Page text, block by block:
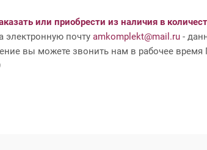
или приобрести из наличия в
почту amkomplekt@mail.ru -
вы можете звонить нам в рабочее